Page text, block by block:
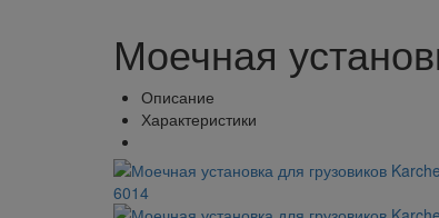
Моечная
Описание
Характеристики